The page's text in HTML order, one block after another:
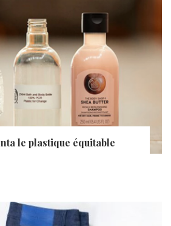
le plastique équitable